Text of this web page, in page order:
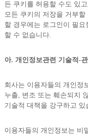
든 쿠키를 허용할 수도 있
모든 쿠키의 저장을 거부
할 경우에는 로그인이 필
할 수 없습니다.
아. 개인정보관련 기술적-
회사는 이용자들의 개인정
누출, 변조 또는 훼손되지
기술적 대책을 강구하고 있
이용자들의 개인정보는 비